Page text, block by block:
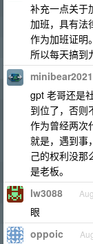
补充一点关于
加班，具有法
作为加班证明。
所以每天搞到
minibear2021
gpt 老哥还是
到位了，否则
作为曾经两次
就是，遇到事
己的权利没那
是老板。
lw3088
眼
oppoic